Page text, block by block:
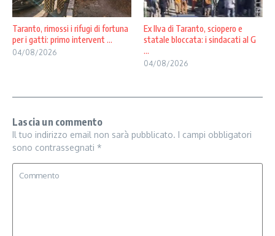
Taranto, rimossi i rifugi di fortuna
per i gatti: primo intervent ...
04/08/2026
Ex Ilva di Taranto, sciopero e
statale bloccata: i sindacati al G
...
04/08/2026
Lascia un commento
Il tuo indirizzo email non sarà pubblicato. I campi obbligatori
sono contrassegnati *